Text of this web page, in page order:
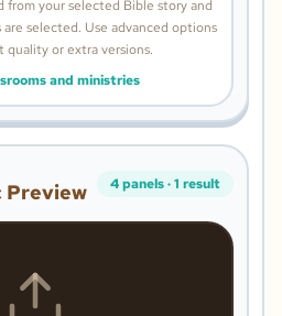
from your selected Bible story and
selected. Use advanced options
or extra versions.
and ministries
Preview 4panels·1 result